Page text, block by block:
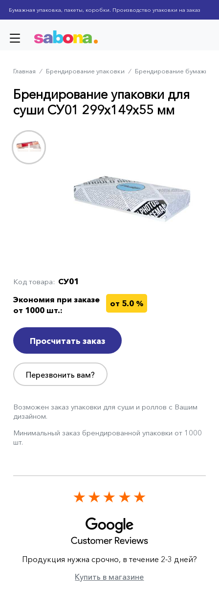
content
Бумажная упаковка, пакеты, коробки. Производство упаковки на заказ
Главная ⁄ Брендирование упаковки ⁄ Брендирование бумажных
Брендирование упаковки для
суши СУ01 299x149x55 мм
Код товара
СУ01
Экономия при заказе
от 1000 шт.:
от 5.0 %
Просчитать заказ
Перезвонить вам?
Возможен заказ упаковки для суши и роллов с Вашим
дизайном.
Минимальный заказ брендированной упаковки от 1000
шт.
Продукция нужна срочно, в течение 2-3 дней?
Купить в магазине